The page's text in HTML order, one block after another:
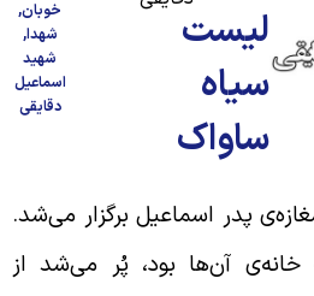
لیست
سیاه
ساواک
خوبان,
شهدا,
شهید
اسماعیل
دقایقی
پدر اسماعیل برگزار می‌شد.
آن‌ها بود، پُر می‌شد از